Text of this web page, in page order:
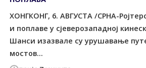
ХОНГКОНГ, 6. АВГУСТА /СРНА-
и поплаве у сјеверозападној
Шанси изазвале су урушавање
мостов...